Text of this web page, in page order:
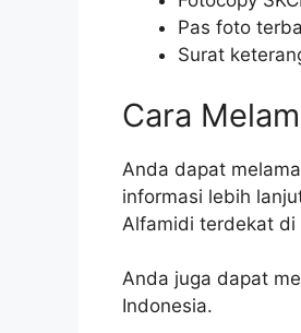
Pas foto
Surat
Cara
Anda dapat
informasi lebih
Alfamidi terdekat di
Anda juga dapat
Indonesia.